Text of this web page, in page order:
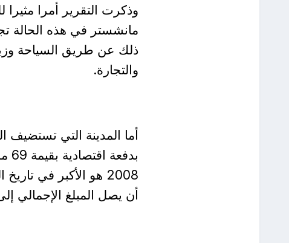
وذكرت التقرير أمرا
ذلك عن طريق السياحة
والتجارة.
أما المدينة التي
2008 هو الأكبر في
أن يصل المبلغ الإجمالي إلى نحو 413.4